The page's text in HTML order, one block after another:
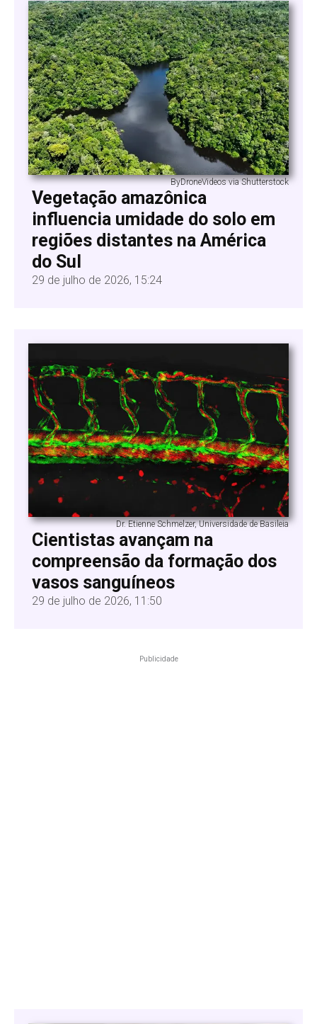
ByDroneVideos via Shutterstock
Vegetação amazônica
influencia umidade do solo em
regiões distantes na América
do Sul
29 de julho de 2026, 15:24
Dr. Etienne Schmelzer, Universidade de Basileia
Cientistas avançam na
compreensão da formação dos
vasos sanguíneos
29 de julho de 2026, 11:50
Publicidade